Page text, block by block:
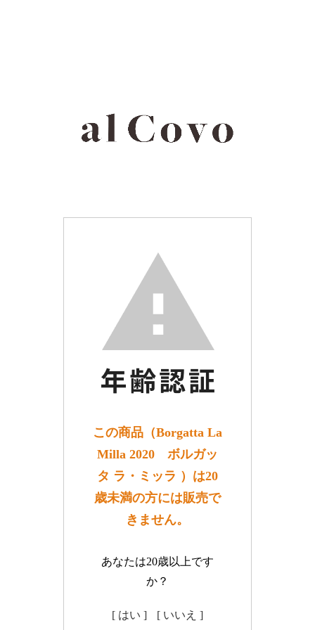
この商品（Borgatta La
Milla 2020 ボルガッ
タ ラ・ミッラ ）は20
歳未満の方には販売で
きません。
あなたは20歳以上です
か？
[ はい ] [ いいえ ]